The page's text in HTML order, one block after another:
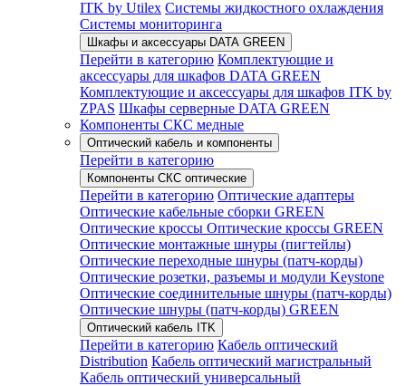
ITK by Utilex Системы жидкостного охлаждения
Системы мониторинга
Шкафы и аксессуары DATA GREEN
Перейти в категорию Комплектующие и
аксессуары для шкафов DATA GREEN
Комплектующие и аксессуары для шкафов ITK by
ZPAS Шкафы серверные DATA GREEN
Компоненты СКС медные
Оптический кабель и компоненты
Перейти в категорию
Компоненты СКС оптические
Перейти в категорию Оптические адаптеры
Оптические кабельные сборки GREEN
Оптические кроссы Оптические кроссы GREEN
Оптические монтажные шнуры (пигтейлы)
Оптические переходные шнуры (патч-корды)
Оптические розетки, разъемы и модули Keystone
Оптические соединительные шнуры (патч-корды)
Оптические шнуры (патч-корды) GREEN
Оптический кабель ITK
Перейти в категорию Кабель оптический
Distribution Кабель оптический магистральный
Кабель оптический универсальный